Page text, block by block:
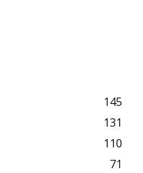
145
131
110
71